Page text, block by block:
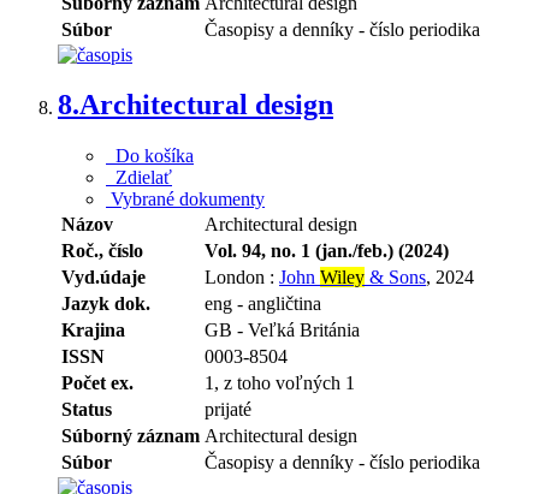
Súbor
Časopisy a denníky - číslo periodika
8.Architectural design
Do košíka
Zdielať
Vybrané dokumenty
Názov
Architectural design
Roč., číslo
Vol. 94, no. 1 (jan./feb.) (2024)
Vyd.údaje
London : John Wiley & Sons, 2024
Jazyk dok.
eng - angličtina
Krajina
GB - Veľká Británia
ISSN
0003-8504
Počet ex.
1, z toho voľných 1
Status
prijaté
Súborný záznam Architectural design
Súbor
Časopisy a denníky - číslo periodika